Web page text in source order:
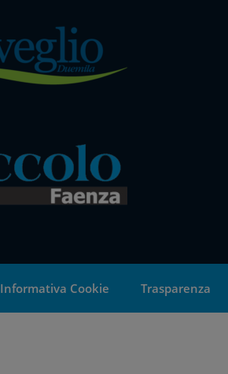
Informativa Cookie Trasparenza